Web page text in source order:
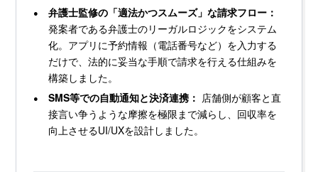
弁護士監修の「適法かつスムーズ」な請求フロー：
発案者である弁護士のリーガルロジックをシステム
化。アプリに予約情報（電話番号など）を入力する
だけで、法的に妥当な手順で請求を行える仕組みを
構築しました。
SMS等での自動通知と決済連携： 店舗側が顧客と直
接言い争うような摩擦を極限まで減らし、回収率を
向上させるUI/UXを設計しました。